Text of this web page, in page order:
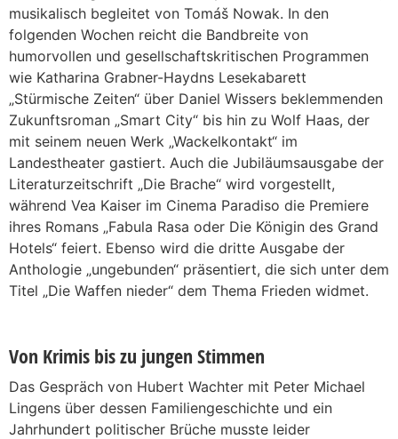
musikalisch begleitet von Tomáš Nowak. In den
folgenden Wochen reicht die Bandbreite von
humorvollen und gesellschaftskritischen Programmen
wie Katharina Grabner-Haydns Lesekabarett
„Stürmische Zeiten“ über Daniel Wissers beklemmenden
Zukunftsroman „Smart City“ bis hin zu Wolf Haas, der
mit seinem neuen Werk „Wackelkontakt“ im
Landestheater gastiert. Auch die Jubiläumsausgabe der
Literaturzeitschrift „Die Brache“ wird vorgestellt,
während Vea Kaiser im Cinema Paradiso die Premiere
ihres Romans „Fabula Rasa oder Die Königin des Grand
Hotels“ feiert. Ebenso wird die dritte Ausgabe der
Anthologie „ungebunden“ präsentiert, die sich unter dem
Titel „Die Waffen nieder“ dem Thema Frieden widmet.
Von Krimis bis zu jungen Stimmen
Das Gespräch von Hubert Wachter mit Peter Michael
Lingens über dessen Familiengeschichte und ein
Jahrhundert politischer Brüche musste leider